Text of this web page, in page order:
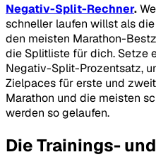
Negativ-Split-Rechner.
schneller laufen willst als
den meisten Marathon-
die Splitliste für dich. Setze
Negativ-Split-Prozentsatz,
Zielpaces für erste und
Marathon und die meisten
werden so gelaufen.
Die Trainings-